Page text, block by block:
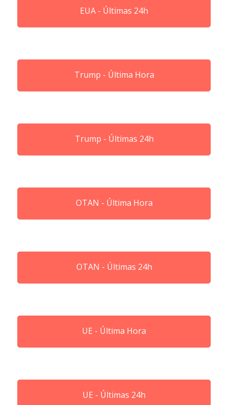
EUA - Últimas 24h
Trump - Última Hora
Trump - Últimas 24h
OTAN - Última Hora
OTAN - Últimas 24h
UE - Última Hora
UE - Últimas 24h